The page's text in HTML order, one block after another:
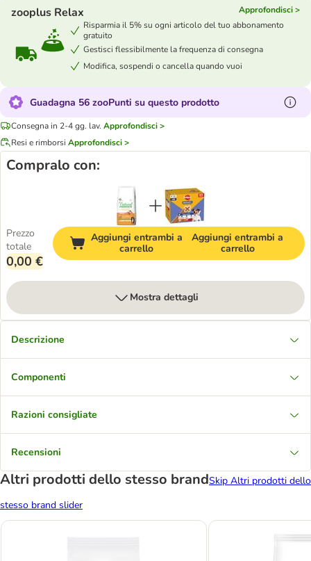
zooplus Relax
Approfondisci >
Risparmia il 5% su ogni articolo del tuo abbonamento
gratuito
Gestisci flessibilmente la frequenza di consegna
Modifica, sospendi o cancella quando vuoi
Guadagna 56 zooPunti su questo prodotto
Consegna in 2-4 gg. lav. Approfondisci >
Resi e rimborsi Approfondisci >
Compralo con:
Prezzo
totale
0,00 €
Aggiungi entrambi a
carrello
Aggiungi entrambi a
carrello
Mostra dettagli
Descrizione
Componenti
Razioni consigliate
Recensioni
Altri prodotti dello stesso brandSkip Altri prodotti dello
stesso brand slider